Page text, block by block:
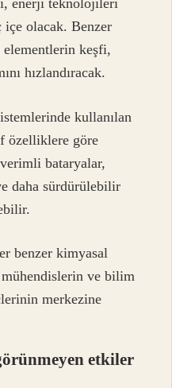
enerji teknolojileri
olacak. Benzer
keşfi,
hızlandıracak.
kullanılan
özelliklere göre
bataryalar,
daha sürdürülebilir
benzer kimyasal
ve bilim
merkezine
etkiler